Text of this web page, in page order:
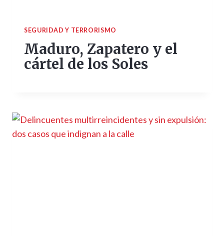
SEGURIDAD Y TERRORISMO
Maduro, Zapatero y el
cártel de los Soles